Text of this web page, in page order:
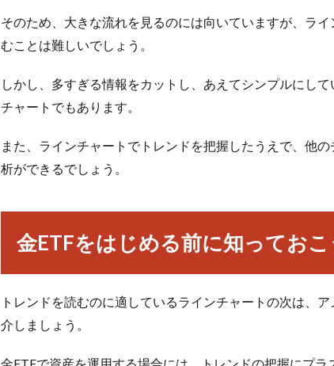
そのため、大きな流れを見るのには向いていますが、ラ
むことは難しいでしょう。
しかし、多すぎる情報をカットし、あえてシンプルにし
チャートでもあります。
また、ラインチャートでトレンドを把握したうえで、他
析ができるでしょう。
金ETFをはじめる前に知っておこ
トレンドを読むのに適しているラインチャートの次は、
介しましょう。